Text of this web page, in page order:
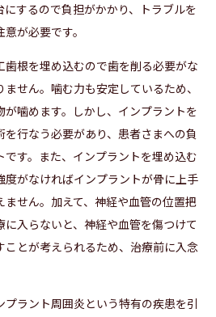
するので負担がかかり、トラブルを
が必要です。
根を埋め込むので歯を削る必要がな
せん。噛む力も安定しているため、
噛めます。しかし、インプラントを
行なう必要があり、患者さまへの負
す。また、インプラントを埋め込む
度がなければインプラントが骨に上手
ません。加えて、神経や血管の位置把
入らないと、神経や血管を傷つけて
とが考えられるため、治療前に入念
プラント周囲炎という特有の疾患を引